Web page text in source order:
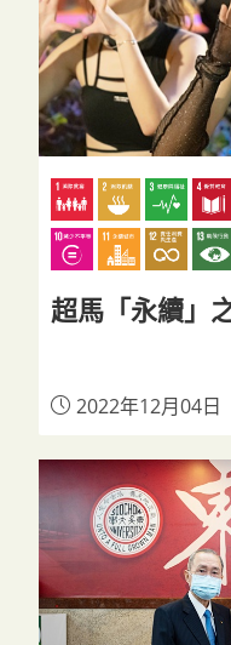
超馬「永續」
2022年12月04日